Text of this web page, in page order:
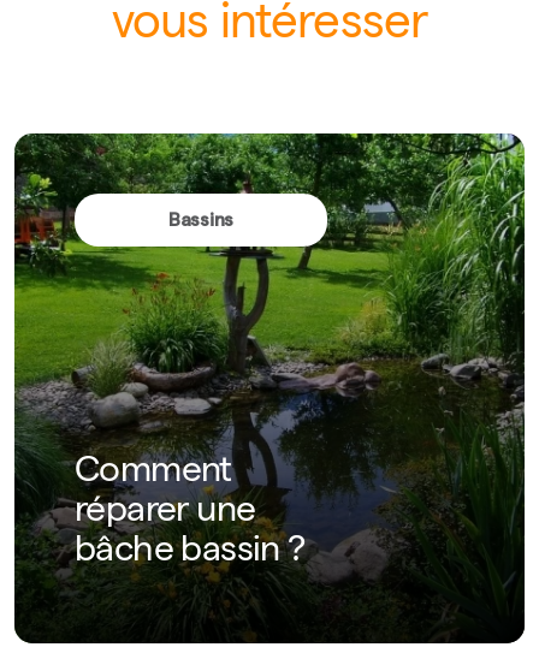
vous intéresser
Bassins
Comment
réparer une
bâche bassin ?